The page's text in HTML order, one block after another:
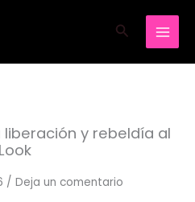
Buscar
y rebeldía al
/Deja un comentario